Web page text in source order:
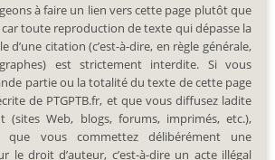
à faire un lien vers cette page plutôt que
toute reproduction de texte qui dépasse la
d’une citation (c’est-à-dire, en règle générale,
est strictement interdite. Si vous
partie ou la totalité du texte de cette page
de PTGPTB.fr, et que vous diffusez ladite
(sites Web, blogs, forums, imprimés, etc.),
que vous commettez délibérément une
le droit d’auteur, c’est-à-dire un acte illégal